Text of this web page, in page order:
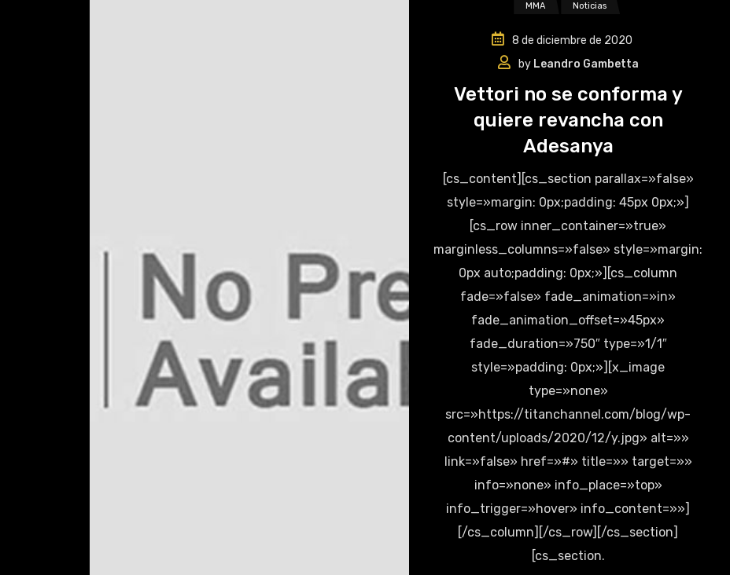
MMA Noticias
8 de diciembre de 2020
by Leandro Gambetta
Vettori no se conforma y
quiere revancha con
Adesanya
[cs_content][cs_section parallax=»false»
style=»margin: 0px;padding: 45px 0px;»]
[cs_row inner_container=»true»
marginless_columns=»false» style=»margin:
0px auto;padding: 0px;»][cs_column
fade=»false» fade_animation=»in»
fade_animation_offset=»45px»
fade_duration=»750″ type=»1/1″
style=»padding: 0px;»][x_image
type=»none»
src=»https://titanchannel.com/blog/wp-
content/uploads/2020/12/y.jpg» alt=»»
link=»false» href=»#» title=»» target=»»
info=»none» info_place=»top»
info_trigger=»hover» info_content=»»]
[/cs_column][/cs_row][/cs_section]
[cs_section.